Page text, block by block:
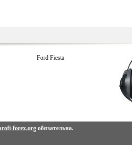
Ford Fiesta
forex.orgобязательна.